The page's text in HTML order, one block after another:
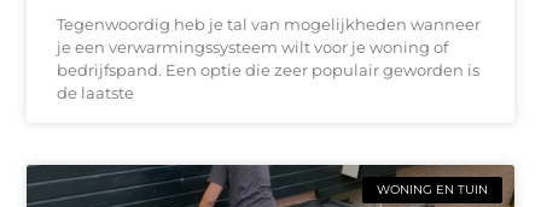
Tegenwoordig heb je tal van mogelijkheden wanneer
je een verwarmingssysteem wilt voor je woning of
bedrijfspand. Een optie die zeer populair geworden is
de laatste
WONING EN TUIN